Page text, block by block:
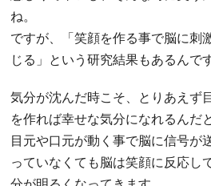
ね。
ですが、「笑顔を作る事で脳に刺
じる」という研究結果もあるんで
気分が沈んだ時こそ、とりあえず
を作れば幸せな気分になれるんだ
目元や口元が動く事で脳に信号が
っていなくても脳は笑顔に反応し